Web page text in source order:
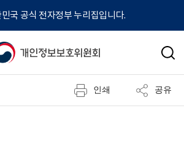
국 공식 전자정부 누리집입니다.
검
인쇄 공유